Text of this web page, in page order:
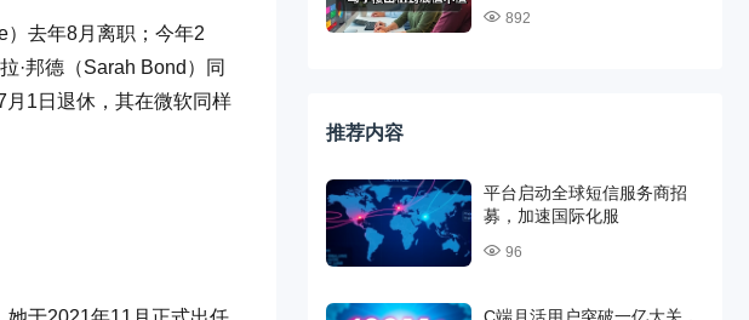
）去年8月离职；今年2
·邦德（Sarah Bond）同
1日退休，其在微软同样
892
推荐内容
平台启动全球短信服务商招
募，加速国际化服
96